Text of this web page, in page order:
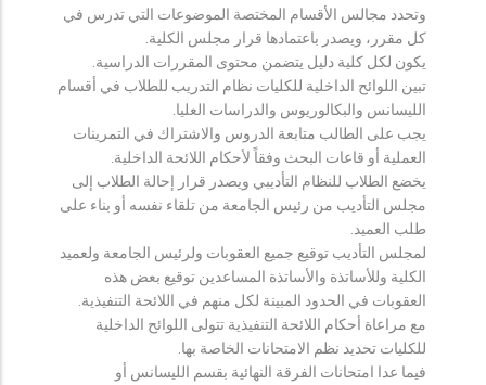
وتحدد مجالس الأقسام المختصة الموضوعات التي تدرس في
كل مقرر، ويصدر باعتمادها قرار مجلس الكلية.
يكون لكل كلية دليل يتضمن محتوى المقررات الدراسية.
تبين اللوائح الداخلية للكليات نظام التدريب للطلاب في أقسام
الليسانس والبكالوريوس والدراسات العليا.
يجب على الطالب متابعة الدروس والاشتراك في التمرينات
العملية أو قاعات البحث وفقاً لأحكام اللائحة الداخلية.
يخضع الطلاب للنظام التأديبي ويصدر قرار إحالة الطلاب إلى
مجلس التأديب من رئيس الجامعة من تلقاء نفسه أو بناء على
طلب العميد.
لمجلس التأديب توقيع جميع العقوبات ولرئيس الجامعة ولعميد
الكلية وللأساتذة والأساتذة المساعدين توقيع بعض هذه
العقوبات في الحدود المبينة لكل منهم في اللائحة التنفيذية.
مع مراعاة أحكام اللائحة التنفيذية تتولى اللوائح الداخلية
للكليات تحديد نظم الامتحانات الخاصة بها.
فيما عدا امتحانات الفرقة النهائية بقسم الليسانس أو